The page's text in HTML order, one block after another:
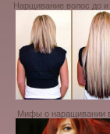
Нарщивание волос до и
Мифы о наращивании